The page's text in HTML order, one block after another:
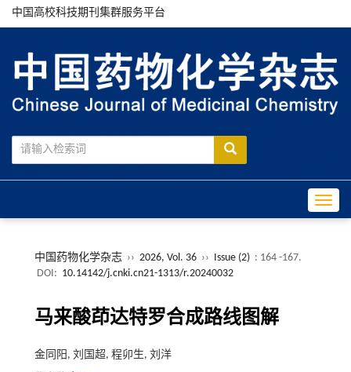
中国高校科技期刊集群服务平台
中国药物化学杂志 ›› 2026, Vol. 36 ›› Issue (2) : 164 -167.
DOI: 10.14142/j.cnki.cn21-1313/r.20240032
马来酸茚达特罗合成路线图解
金同阳, 刘国超, 程卯生, 刘洋